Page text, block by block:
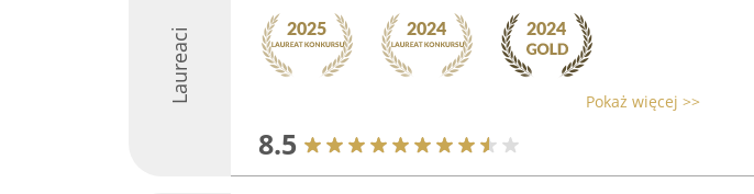
Laureaci Pokaż więcej >>
8.5